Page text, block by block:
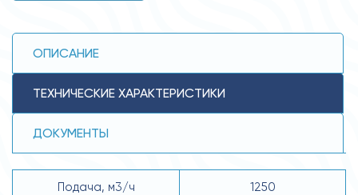
ОПИСАНИЕ
ТЕХНИЧЕСКИЕ ХАРАКТЕРИСТИКИ
ДОКУМЕНТЫ
Подача, м3/ч 1250